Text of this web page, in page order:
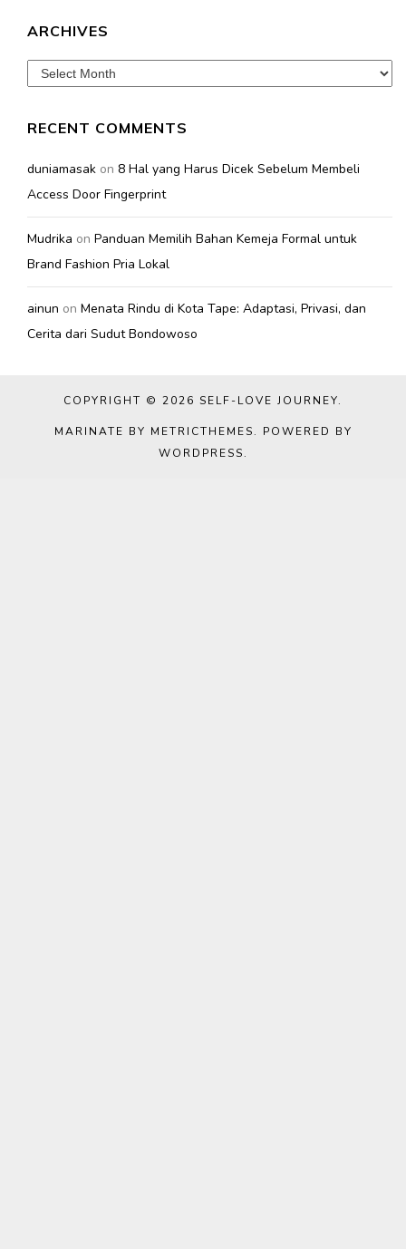
ARCHIVES
Archives
RECENT COMMENTS
duniamasak on 8 Hal yang Harus Dicek Sebelum Membeli
Access Door Fingerprint
Mudrika on Panduan Memilih Bahan Kemeja Formal untuk
Brand Fashion Pria Lokal
ainun on Menata Rindu di Kota Tape: Adaptasi, Privasi, dan
Cerita dari Sudut Bondowoso
COPYRIGHT © 2026 SELF-LOVE JOURNEY.
MARINATE BY METRICTHEMES. POWERED BY
WORDPRESS.